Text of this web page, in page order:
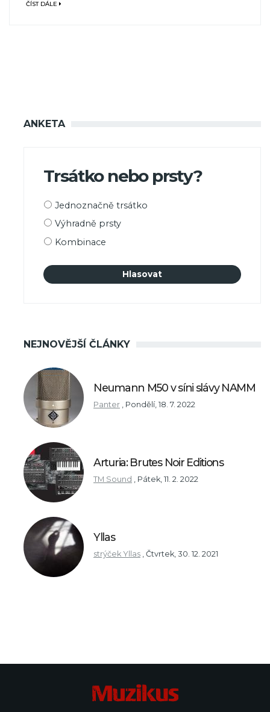
ČÍST DÁLE
ANKETA
Trsátko nebo prsty?
Možnosti
Jednoznačně trsátko
Výhradně prsty
Kombinace
NEJNOVĚJŠÍ ČLÁNKY
Neumann M50 v síni slávy NAMM
Panter Pondělí, 18. 7. 2022
Arturia: Brutes Noir Editions
TM Sound Pátek, 11. 2. 2022
Yllas
strýček Yllas Čtvrtek, 30. 12. 2021